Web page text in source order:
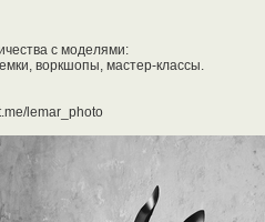
с моделями:
воркшопы, мастер-классы.
lemar_photo